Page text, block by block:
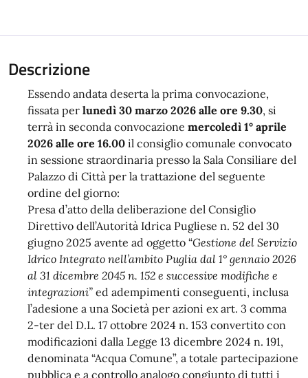
Descrizione
Essendo andata deserta la prima convocazione,
fissata per lunedì 30 marzo 2026 alle ore 9.30, si
terrà in seconda convocazione mercoledì 1° aprile
2026 alle ore 16.00 il consiglio comunale convocato
in sessione straordinaria presso la Sala Consiliare del
Palazzo di Città per la trattazione del seguente
ordine del giorno:
Presa d’atto della deliberazione del Consiglio
Direttivo dell’Autorità Idrica Pugliese n. 52 del 30
giugno 2025 avente ad oggetto “Gestione del Servizio
Idrico Integrato nell’ambito Puglia dal 1° gennaio 2026
al 31 dicembre 2045 n. 152 e successive modifiche e
integrazioni” ed adempimenti conseguenti, inclusa
l’adesione a una Società per azioni ex art. 3 comma
2-ter del D.L. 17 ottobre 2024 n. 153 convertito con
modificazioni dalla Legge 13 dicembre 2024 n. 191,
denominata “Acqua Comune”, a totale partecipazione
pubblica e a controllo analogo congiunto di tutti i